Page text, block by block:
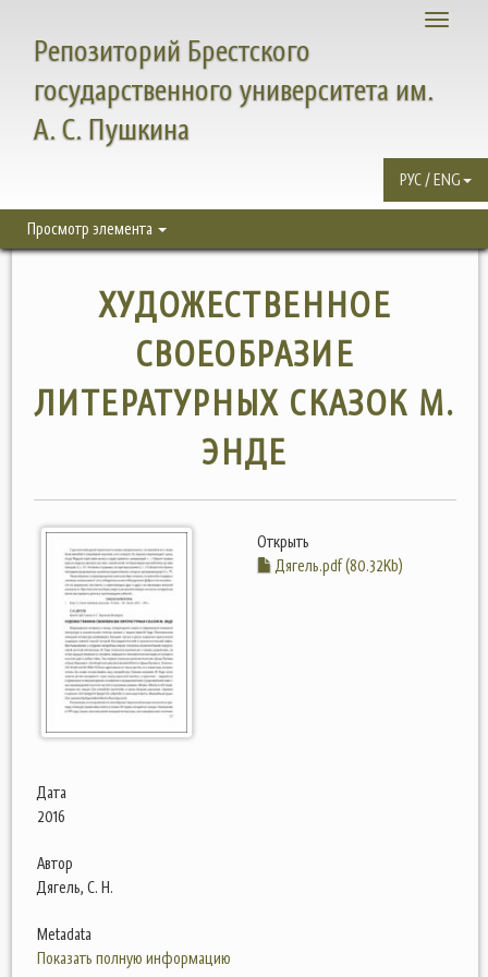
Toggle
Репозиторий Брестского
государственного университета им.
А. С. Пушкина
РУС / ENG
Просмотр элемента
ХУДОЖЕСТВЕННОЕ
СВОЕОБРАЗИЕ
ЛИТЕРАТУРНЫХ СКАЗОК М.
ЭНДЕ
Открыть
Дягель.pdf (80.32Kb)
Дата
2016
Автор
Дягель, С. Н.
Metadata
Показать полную информацию